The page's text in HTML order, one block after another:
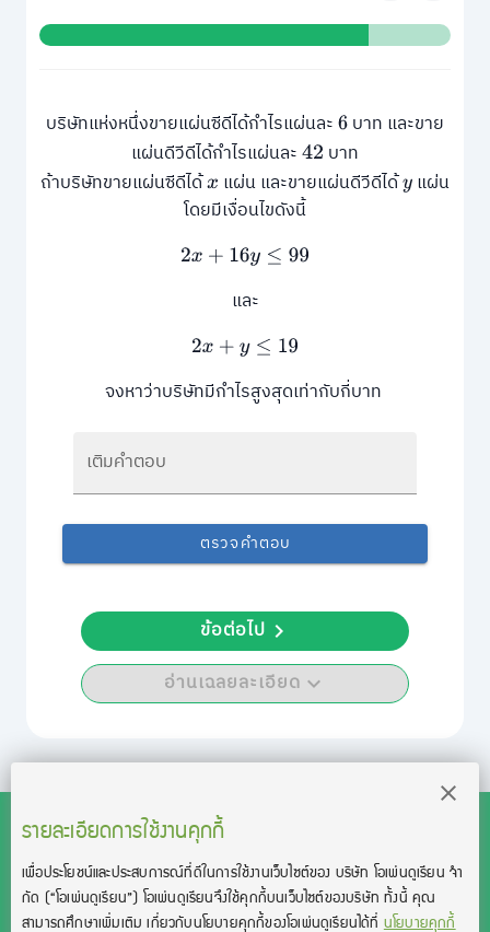
บริษัทแห่งหนึ่งขายแผ่นซีดีได้กำไรแผ่นละ6บาท และขาย
แผ่นดีวีดีได้กำไรแผ่นละ42 บาท
ถ้าบริษัทขายแผ่นซีดีได้x แผ่น และขายแผ่นดีวีดีได้y แผ่น
โดยมีเงื่อนไขดังนี้
2 x+ 16y≤99
และ
2 x+y≤19
จงหาว่าบริษัทมีกำไรสูงสุดเท่ากับกี่บาท
เติมคำตอบ
ตรวจคำตอบ
อ่านเฉลยละเอียด
ข้อต่อไป
รายละเอียดการใช้งานคุกกี้
เพื่อประโยชน์และประสบการณ์ที่ดีในการใช้งานเว็บไซต์ของ บริษัท โอเพ่นดูเรียน จํา
กัด (“โอเพ่นดูเรียน”)โอเพ่นดูเรียนจึงใช้คุกกี้บนเว็บไซต์ของบริษัท ทั้งนี้ คุณ
สามารถศึกษาเพิ่มเติม เกี่ยวกับนโยบายคุกกี้ของโอเพ่นดูเรียนได้ที่นโยบายคุกกี้
สงวนลิขสิทธิ์โดย บริษัท โอเพ่นดูเรียน จำกัด 2021 ©︎ OpenDurian
Co., Ltd.